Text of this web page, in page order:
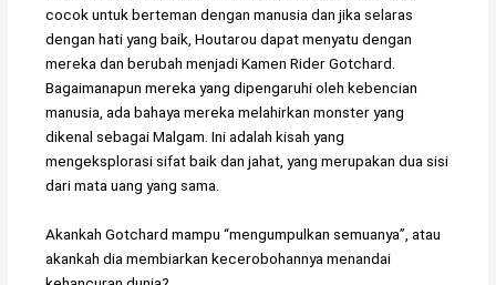
cocok untuk berteman dengan manusia dan jika selaras
dengan hati yang baik, Houtarou dapat menyatu dengan
mereka dan berubah menjadi Kamen Rider Gotchard.
Bagaimanapun mereka yang dipengaruhi oleh kebencian
manusia, ada bahaya mereka melahirkan monster yang
dikenal sebagai Malgam. Ini adalah kisah yang
mengeksplorasi sifat baik dan jahat, yang merupakan dua sisi
dari mata uang yang sama.
Akankah Gotchard mampu “mengumpulkan semuanya”, atau
akankah dia membiarkan kecerobohannya menandai